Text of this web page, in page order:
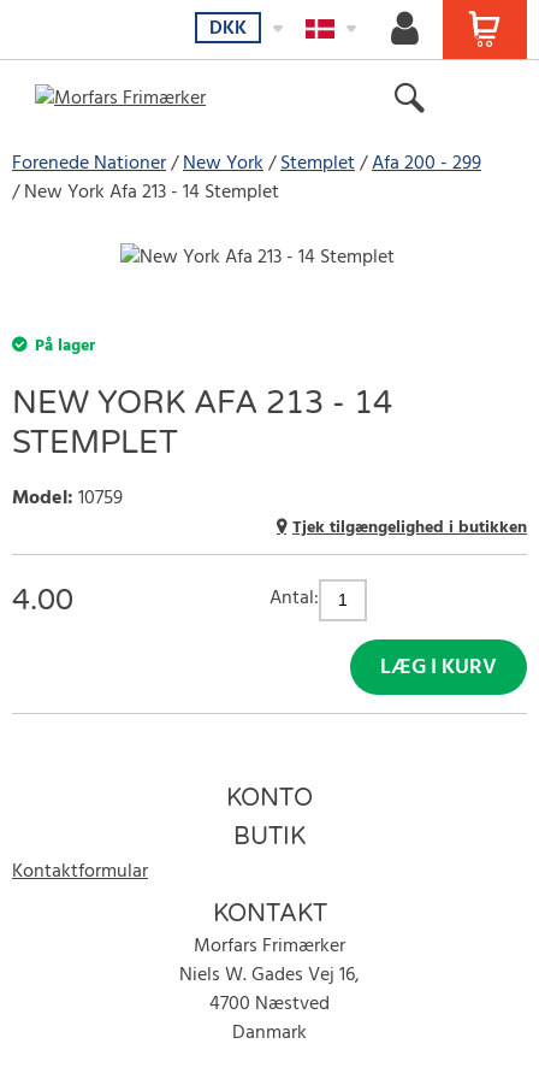
DKK
Forenede Nationer New York Stemplet Afa 200 - 299
New York Afa 213 - 14 Stemplet
På lager
NEW YORK AFA 213 - 14
STEMPLET
Model:10759
Tjek tilgængelighed i butikken
4.00 Antal:
LÆG I KURV
KONTO
BUTIK
Kontaktformular
KONTAKT
Morfars Frimærker
Niels W. Gades Vej 16,
4700 Næstved
Danmark